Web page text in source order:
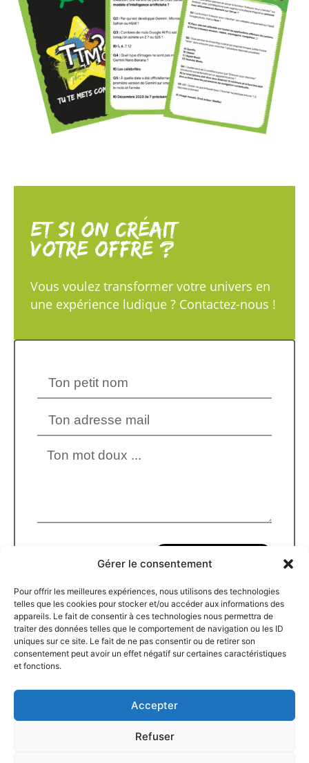
Gérer le consentement
Pour offrir les meilleures expériences, nous utilisons des technologies
telles que les cookies pour stocker et/ou accéder aux informations des
appareils. Le fait de consentir à ces technologies nous permettra de
traiter des données telles que le comportement de navigation ou les ID
uniques sur ce site. Le fait de ne pas consentir ou de retirer son
consentement peut avoir un effet négatif sur certaines caractéristiques
et fonctions.
Accepter
Refuser
Et si on créait
votre offre ?
Vous voulez transformer votre univers en
une expérience ludique ? Contactez-nous !
Envoyer